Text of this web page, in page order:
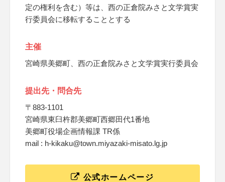
定の権利を含む）等は、西の正倉院みさと文学賞実
行委員会に移転することとする
主催
宮崎県美郷町、西の正倉院みさと文学賞実行委員会
提出先・問合先
〒883-1101
宮崎県東臼杵郡美郷町西郷田代1番地
美郷町役場企画情報課 TR係
mail : h-kikaku@town.miyazaki-misato.lg.jp
公式ホームページ